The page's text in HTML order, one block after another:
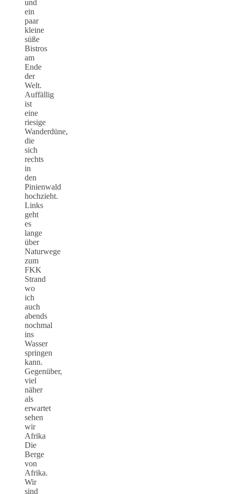
und
ein
paar
kleine
süße
Bistros
am
Ende
der
Welt.
Auffällig
ist
eine
riesige
Wanderdüne,
die
sich
rechts
in
den
Pinienwald
hochzieht.
Links
geht
es
lange
über
Naturwege
zum
FKK
Strand
wo
ich
auch
abends
nochmal
ins
Wasser
springen
kann.
Gegenüber,
viel
näher
als
erwartet
sehen
wir
Afrika
Die
Berge
von
Afrika.
Wir
sind